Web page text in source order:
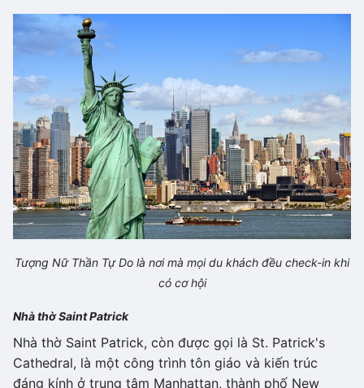
Tượng Nữ Thần Tự Do là nơi mà mọi du khách đều check-in khi
có cơ hội
Nhà thờ Saint Patrick
Nhà thờ Saint Patrick, còn được gọi là St. Patrick's
Cathedral, là một công trình tôn giáo và kiến trúc
đáng kính ở trung tâm Manhattan, thành phố New